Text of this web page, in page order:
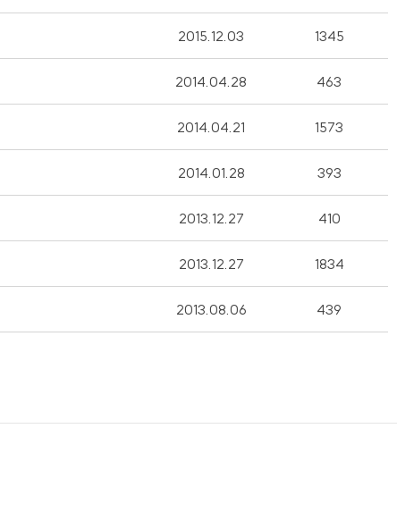
2015.12.03 1345
2014.04.28 463
2014.04.21 1573
2014.01.28 393
2013.12.27 410
2013.12.27 1834
2013.08.06 439